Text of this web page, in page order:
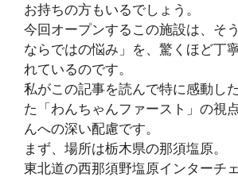
お持ちの方もいるでしょう。
今回オープンするこの施設は、そ
ならではの悩み」を、驚くほど丁
れているのです。
私がこの記事を読んで特に感動し
た「わんちゃんファースト」の視
んへの深い配慮です。
まず、場所は栃木県の那須塩原。
東北道の西那須野塩原インターチ